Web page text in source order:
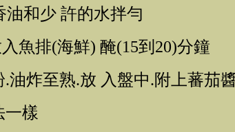
油和少 許的水拌勻
魚排(海鮮) 醃(15到20)分鐘
油炸至熟.放 入盤中.附上蕃茄
一樣